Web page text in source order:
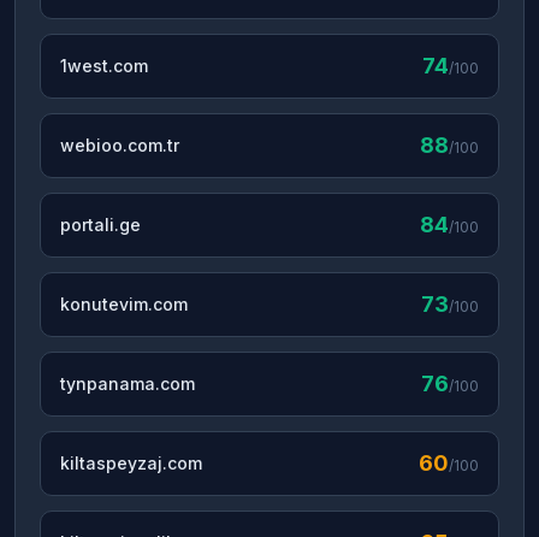
1west.com 74/100
webioo.com.tr 88/100
portali.ge 84/100
konutevim.com 73/100
tynpanama.com 76/100
kiltaspeyzaj.com 60/100